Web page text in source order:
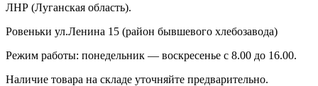
ЛНР (Луганская область).
Ровеньки ул.Ленина 15 (район бывшевого хлебозавода)
Режим работы: понедельник — воскресенье с 8.00 до 16.00.
Наличие товара на складе уточняйте предварительно.